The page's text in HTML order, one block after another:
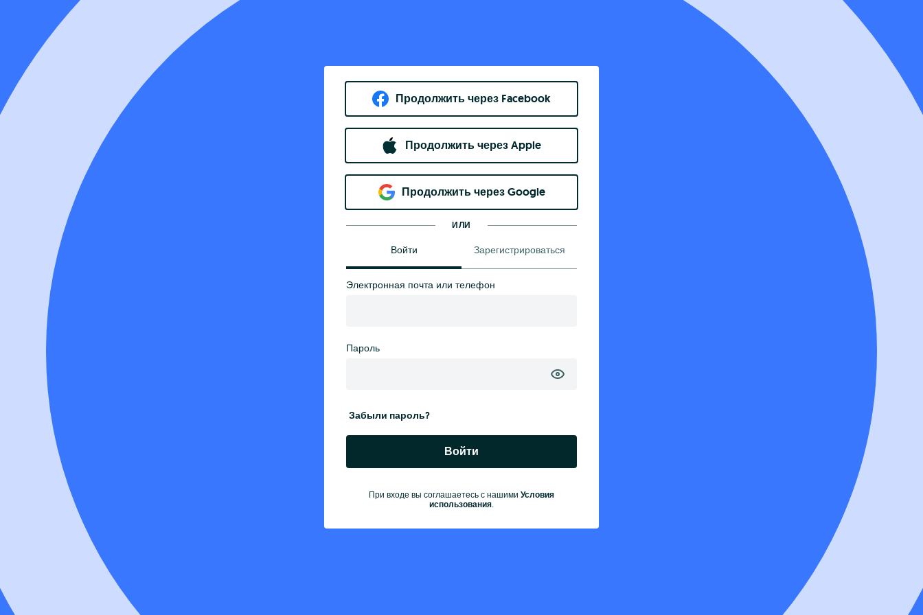
Продолжить через Facebook
Продолжить через Apple
Продолжить через Google
ИЛИ
Войти Зарегистрироваться
Электронная почта или телефон
Пароль
Забыли пароль?
Войти
При входе вы соглашаетесь с нашими Условия
использования.